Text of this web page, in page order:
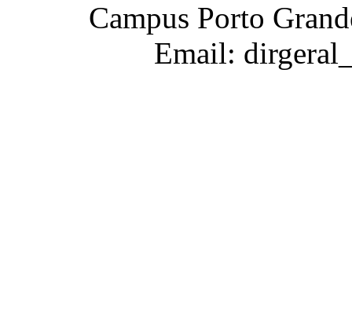
Campus Porto
Email: